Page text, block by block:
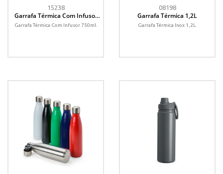
15238
Garrafa Térmica Com Infusor
750ml
Garrafa Térmica Com Infusor 750ml.
08198
Garrafa Térmica 1,2L
Garrafa Térmica Inox 1,2L.